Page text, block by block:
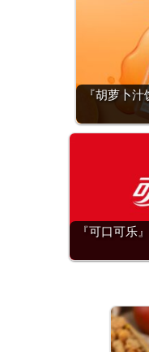
『胡萝卜
『可口可乐